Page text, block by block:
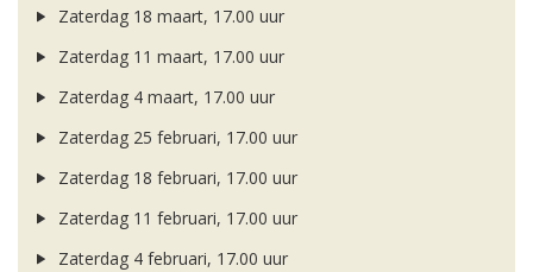
Zaterdag 18 maart, 17.00 uur
Zaterdag 11 maart, 17.00 uur
Zaterdag 4 maart, 17.00 uur
Zaterdag 25 februari, 17.00 uur
Zaterdag 18 februari, 17.00 uur
Zaterdag 11 februari, 17.00 uur
Zaterdag 4 februari, 17.00 uur